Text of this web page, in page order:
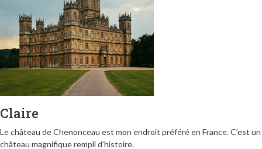
Claire
Le château de Chenonceau est mon endroit préféré en France. C’est un
château magnifique rempli d’histoire.